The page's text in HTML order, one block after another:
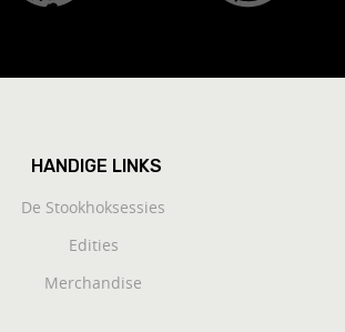
HANDIGE LINKS
De Stookhoksessies
Edities
Merchandise